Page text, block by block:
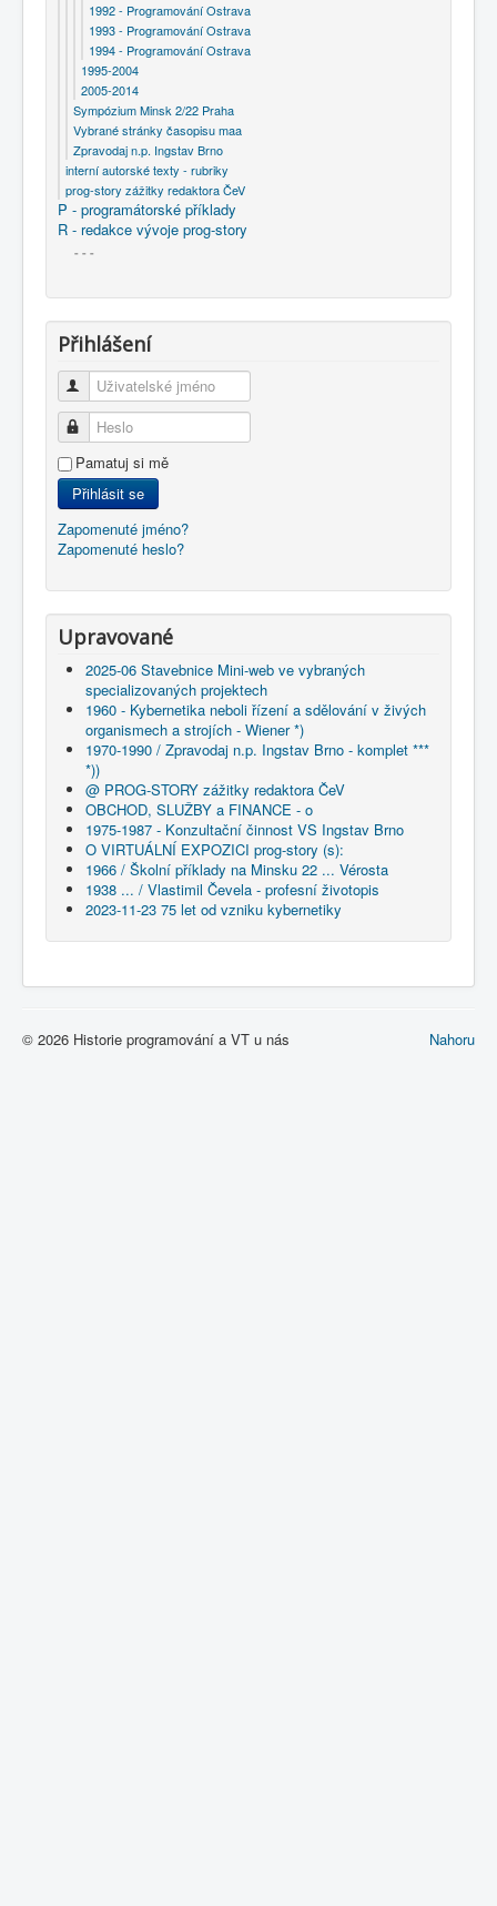
1992 - Programování Ostrava
1993 - Programování Ostrava
1994 - Programování Ostrava
1995-2004
2005-2014
Sympózium Minsk 2/22 Praha
Vybrané stránky časopisu maa
Zpravodaj n.p. Ingstav Brno
interní autorské texty - rubriky
prog-story zážitky redaktora ČeV
P - programátorské příklady
R - redakce vývoje prog-story
- - -
Přihlášení
Uživatelské jméno
Heslo
Pamatuj si mě
Přihlásit se
Zapomenuté jméno?
Zapomenuté heslo?
Upravované
2025-06 Stavebnice Mini-web ve vybraných
specializovaných projektech
1960 - Kybernetika neboli řízení a sdělování v živých
organismech a strojích - Wiener *)
1970-1990 / Zpravodaj n.p. Ingstav Brno - komplet ***
*))
@ PROG-STORY zážitky redaktora ČeV
OBCHOD, SLUŽBY a FINANCE - o
1975-1987 - Konzultační činnost VS Ingstav Brno
O VIRTUÁLNÍ EXPOZICI prog-story (s):
1966 / Školní příklady na Minsku 22 ... Vérosta
1938 ... / Vlastimil Čevela - profesní životopis
2023-11-23 75 let od vzniku kybernetiky
Nahoru
© 2026 Historie programování a VT u nás